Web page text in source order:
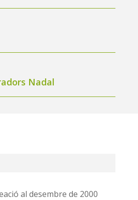
Nadal
al desembre de 2000